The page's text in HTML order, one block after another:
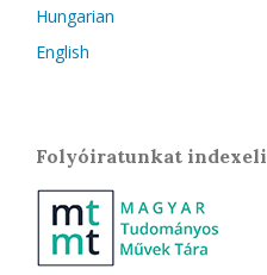
Hungarian
English
Folyóiratunkat indexeli